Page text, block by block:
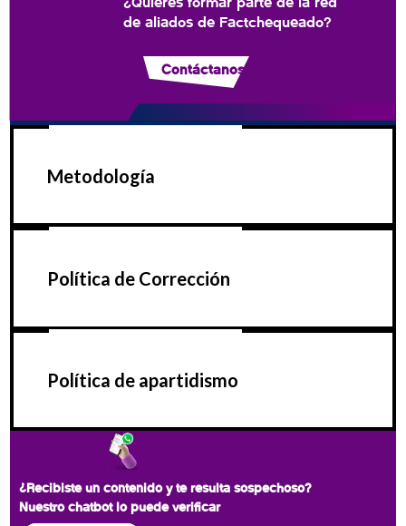
de aliados de Factchequeado?
Contáctanos
Metodología
Política de Corrección
Política de apartidismo
¿Recibiste un contenido y te resulta sospechoso?
Nuestro chatbot lo puede verificar